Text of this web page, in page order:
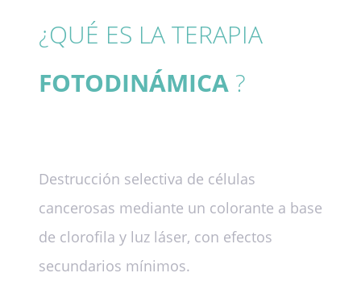
¿QUÉ ES LA TERAPIA
FOTODINÁMICA ?
Destrucción selectiva de células
cancerosas mediante un colorante a base
de clorofila y luz láser, con efectos
secundarios mínimos.